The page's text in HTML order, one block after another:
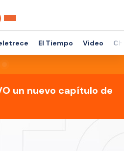
El Tiempo Video
un nuevo capítulo de